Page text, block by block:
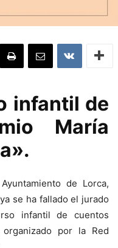
infantil de
María
de Lorca,
se ha fallado el jurado
infantil de cuentos
organizado por la Red